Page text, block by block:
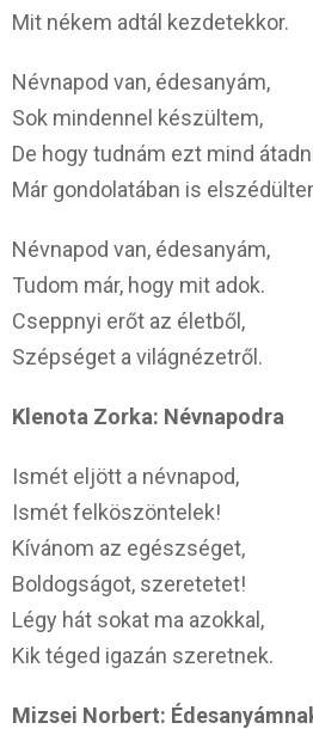
Mit nékem adtál kezdetekkor.
Névnapod van, édesanyám,
Sok mindennel készültem,
De hogy tudnám ezt mind
Már gondolatában is
Névnapod van, édesanyám,
Tudom már, hogy mit adok.
Cseppnyi erőt az életből,
Szépséget a világnézetről.
Klenota Zorka: Névnapodra
Ismét eljött a névnapod,
Ismét felköszöntelek!
Kívánom az egészséget,
Boldogságot, szeretetet!
Légy hát sokat ma azokkal,
Kik téged igazán szeretnek.
Mizsei Norbert: